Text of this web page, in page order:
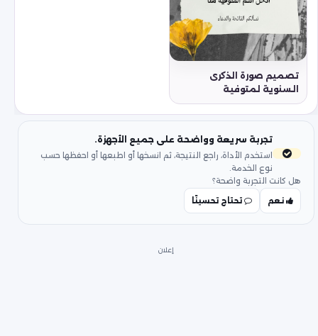
تصميم صورة الذكرى
السنوية لمتوفية
تجربة سريعة وواضحة على جميع الأجهزة.
استخدم الأداة، راجع النتيجة، ثم انسخها أو اطبعها أو احفظها حسب
نوع الخدمة.
هل كانت التجربة واضحة؟
نعم
تحتاج تحسينًا
إعلان